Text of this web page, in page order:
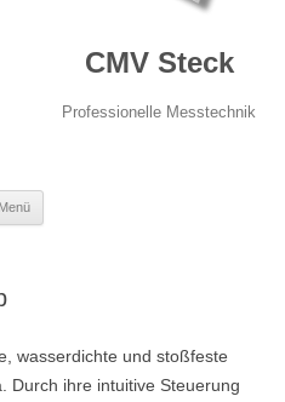
CMV Steck
Professionelle Messtechnik
Menü
wasserdichte und stoßfeste
Durch ihre intuitive Steuerung